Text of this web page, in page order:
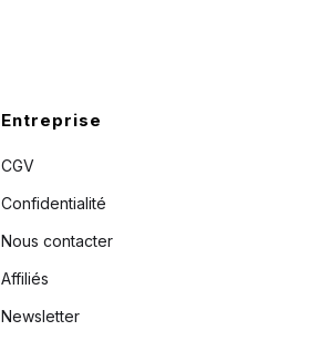
Entreprise
CGV
Confidentialité
Nous contacter
Affiliés
Newsletter